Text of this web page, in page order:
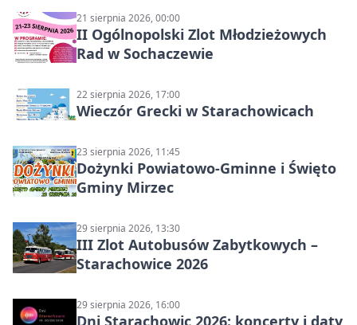
21 sierpnia 2026, 00:00
II Ogólnopolski Zlot Młodzieżowych
Rad w Sochaczewie
22 sierpnia 2026, 17:00
Wieczór Grecki w Starachowicach
23 sierpnia 2026, 11:45
Dożynki Powiatowo-Gminne i Święto
Gminy Mirzec
29 sierpnia 2026, 13:30
III Zlot Autobusów Zabytkowych –
Starachowice 2026
29 sierpnia 2026, 16:00